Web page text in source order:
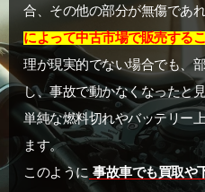
合、その他の部分が無傷であれ
によって中古市場で販売する
理が現実的でない場合でも、
し、事故で動かなくなったと
単純な燃料切れやバッテリー
ます。
このように 事故車でも買取や